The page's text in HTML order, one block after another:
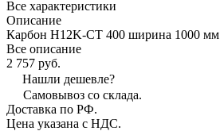
Все характеристики
Описание
Карбон H12K-CT 400 ширина 1000 мм
Все описание
2 757 руб.
Нашли дешевле?
Самовывоз со склада.
Доставка по РФ.
Цена указана с НДС.